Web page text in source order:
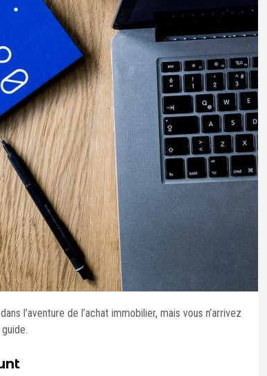
l’aventure de l’achat immobilier, mais vous n’arrivez